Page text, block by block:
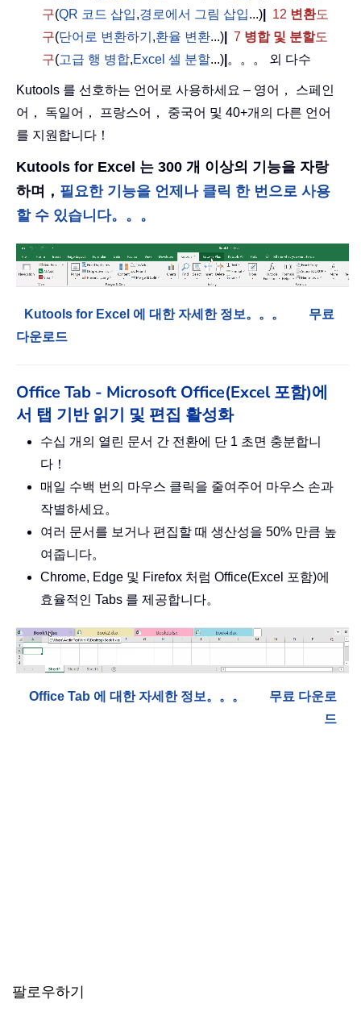
구(QR 코드 삽입,경로에서 그림 삽입...) 12 변환도
구(단어로 변환하기 ,환율 변환...) 7 병합 및 분할도
구(고급 행 병합,Excel 셀 분할...) 。。。 외 다수
Kutools 를 선호하는 언어로 사용하세요 – 영어， 스페인
어， 독일어， 프랑스어， 중국어 및 40+개의 다른 언어
를 지원합니다！
Kutools for Excel 는 300 개 이상의 기능을 자랑
하며， 필요한 기능을 언제나 클릭 한 번으로 사용
할 수 있습니다。。。
Kutools for Excel 에 대한 자세한 정보。。。
무료
다운로드
Office Tab - Microsoft Office(Excel 포함)에
서 탭 기반 읽기 및 편집 활성화
수십 개의 열린 문서 간 전환에 단 1 초면 충분합니
다！
매일 수백 번의 마우스 클릭을 줄여주어 마우스 손과
작별하세요。
여러 문서를 보거나 편집할 때 생산성을 50% 만큼 높
여줍니다。
Chrome, Edge 및 Firefox 처럼 Office(Excel 포함)에
효율적인 Tabs 를 제공합니다。
Office Tab 에 대한 자세한 정보。。。
무료 다운로
드
팔로우하기